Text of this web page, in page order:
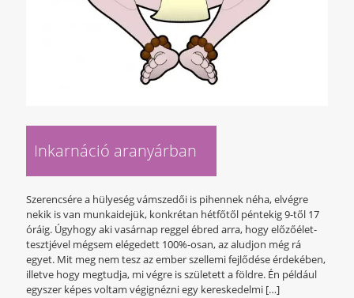
Inkarnáció aranyárban
Szerencsére a hülyeség vámszedői is pihennek néha, elvégre
nekik is van munkaidejük, konkrétan hétfőtől péntekig 9-től 17
óráig. Úgyhogy aki vasárnap reggel ébred arra, hogy előzőélet-
tesztjével mégsem elégedett 100%-osan, az aludjon még rá
egyet. Mit meg nem tesz az ember szellemi fejlődése érdekében,
illetve hogy megtudja, mi végre is született a földre. Én például
egyszer képes voltam végignézni egy kereskedelmi […]